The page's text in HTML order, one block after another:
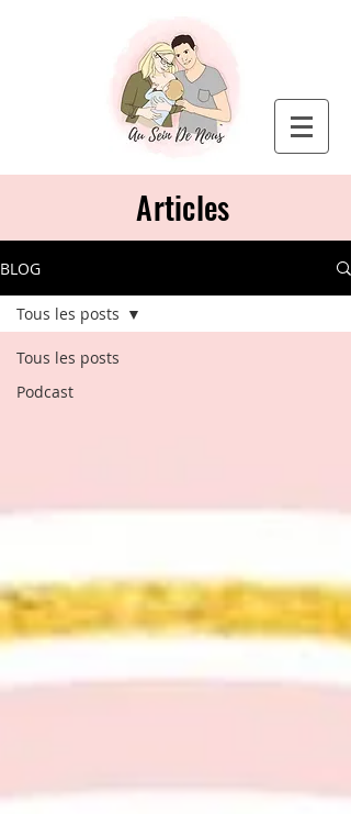
Articles
BLOG
Tous les posts
Podcast
Tous les posts